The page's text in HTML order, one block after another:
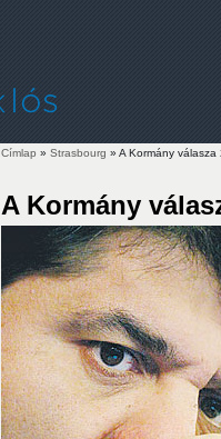
Címlap » Strasbourg » A Kormány
A Kormány